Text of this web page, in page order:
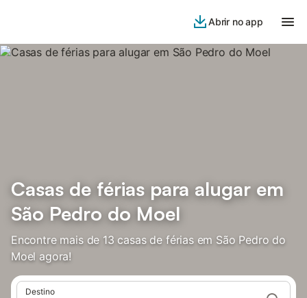
Abrir no app
Casas de férias para alugar em
São Pedro do Moel
Encontre mais de 13 casas de férias em São Pedro do
Moel agora!
Destino